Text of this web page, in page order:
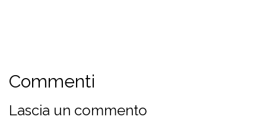
Commenti
Lascia un commento